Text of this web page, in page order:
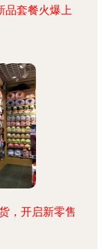
品套餐火爆上
，开启新零售